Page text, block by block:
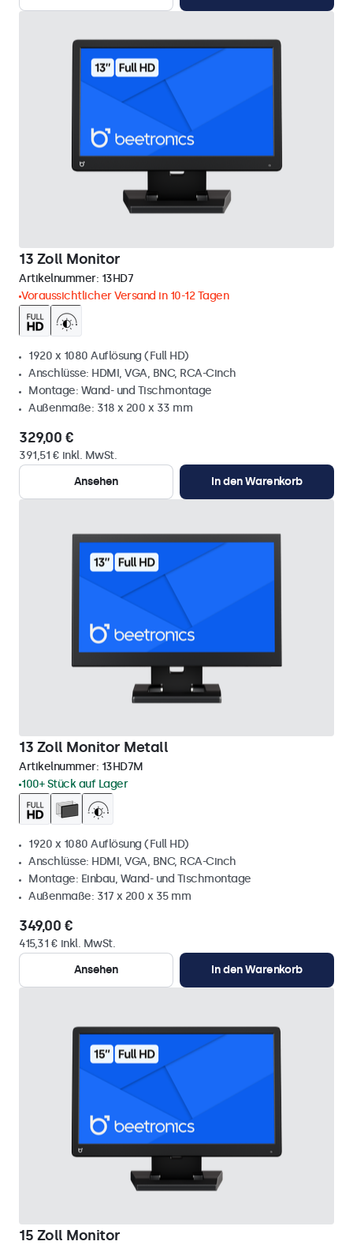
13 Zoll Monitor
Artikelnummer: 13HD7
Voraussichtlicher Versand in 10-12 Tagen
1920 x 1080 Auflösung (Full HD)
Anschlüsse: HDMI, VGA, BNC, RCA-Cinch
Montage: Wand- und Tischmontage
Außenmaße: 318 x 200 x 33 mm
329,00 €
391,51 € inkl. MwSt.
Ansehen
In den Warenkorb
13 Zoll Monitor Metall
Artikelnummer: 13HD7M
100+ Stück auf Lager
1920 x 1080 Auflösung (Full HD)
Anschlüsse: HDMI, VGA, BNC, RCA-Cinch
Montage: Einbau, Wand- und Tischmontage
Außenmaße: 317 x 200 x 35 mm
349,00 €
415,31 € inkl. MwSt.
Ansehen
In den Warenkorb
15 Zoll Monitor